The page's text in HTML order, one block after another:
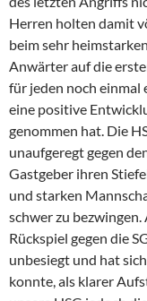
Herren holten damit
beim sehr
Anwärter auf die
für jeden noch einmal
eine positive
genommen hat. Die
unaufgeregt gegen
Gastgeber ihren
und starken
schwer zu
Rückspiel gegen die
unbesiegt und hat
konnte, als klarer